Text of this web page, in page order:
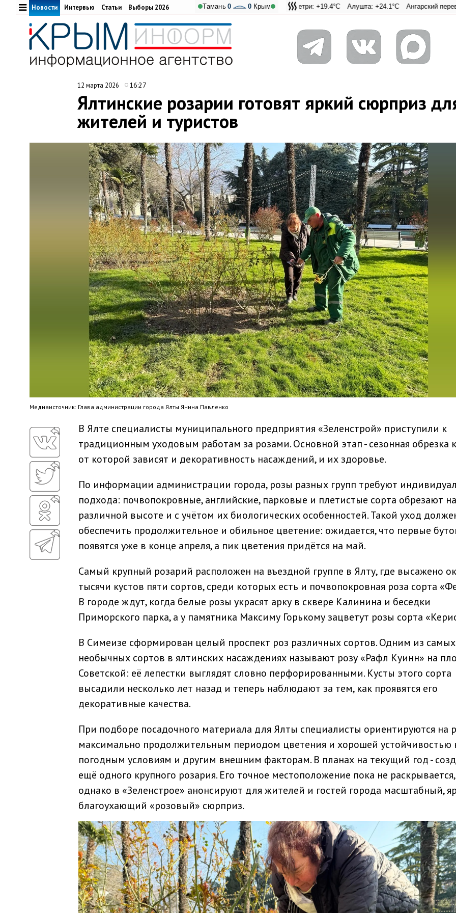
Адмиральская Лагуна:
Ай-Петри: +19.4°C Алушта: +24.1°C Ангарский перевал: +20.6°C
Тамань 0 0 Крым
Новости Интервью Статьи Выборы 2026
12 марта 2026 16:27
Ялтинские розарии готовят яркий сюрприз
жителей и туристов
Медиaисточник: Глава администрации города Ялты Янина Павленко
В Ялте специалисты муниципального предприятия «Зеленстрой» приступили к
традиционным уходовым работам за розами. Основной этап - сезонная обрезка
от которой зависят и декоративность насаждений, и их здоровье.
По информации администрации города, розы разных групп требуют
подхода: почвопокровные, английские, парковые и плетистые сорта обрезают на
различной высоте и с учётом их биологических особенностей. Такой уход
обеспечить продолжительное и обильное цветение: ожидается, что первые
появятся уже в конце апреля, а пик цветения придётся на май.
Самый крупный розарий расположен на въездной группе в Ялту, где высажено
тысячи кустов пяти сортов, среди которых есть и почвопокровная роза сорта
В городе ждут, когда белые розы украсят арку в сквере Калинина и беседки
Приморского парка, а у памятника Максиму Горькому зацветут розы сорта
В Симеизе сформирован целый проспект роз различных сортов. Одним из самых
необычных сортов в ялтинских насаждениях называют розу «Рафл Куинн» на
Советской: её лепестки выглядят словно перфорированными. Кусты этого сорта
высадили несколько лет назад и теперь наблюдают за тем, как проявятся его
декоративные качества.
При подборе посадочного материала для Ялты специалисты ориентируются на
максимально продолжительным периодом цветения и хорошей устойчивостью
погодным условиям и другим внешним факторам. В планах на текущий год -
ещё одного крупного розария. Его точное местоположение пока не раскрывается,
однако в «Зеленстрое» анонсируют для жителей и гостей города масштабный,
благоухающий «розовый» сюрприз.